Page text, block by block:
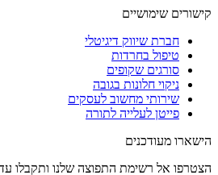
קישורים שימושיים
חברת שיווק דיגיטלי
טיפול בחרדות
סורגים שקופים
ניקוי חלונות בגובה
שירותי מחשוב לעסקים
פייטן לעלייה לתורה
הישארו מעודכנים
הצטרפו אל רשימת התפוצה שלנו ותקבלו